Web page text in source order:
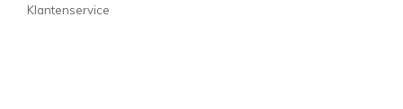
Klantenservice